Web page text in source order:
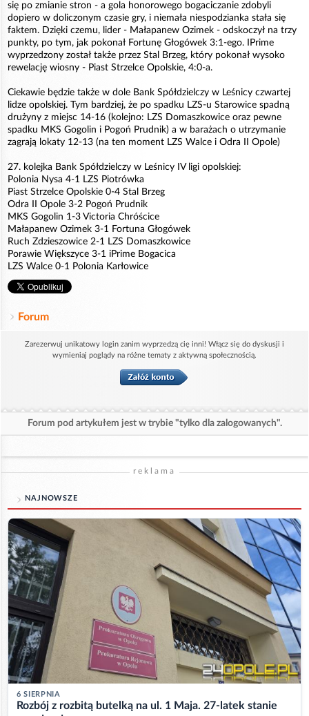
się po zmianie stron - a gola honorowego bogaciczanie zdobyli
dopiero w doliczonym czasie gry, i niemała niespodzianka stała się
faktem. Dzięki czemu, lider - Małapanew Ozimek - odskoczył na trzy
punkty, po tym, jak pokonał Fortunę Głogówek 3:1-ego. IPrime
wyprzedzony został także przez Stal Brzeg, który pokonał wysoko
rewelację wiosny - Piast Strzelce Opolskie, 4:0-a.
Ciekawie będzie także w dole Bank Spółdzielczy w Leśnicy czwartej
lidze opolskiej. Tym bardziej, że po spadku LZS-u Starowice spadną
drużyny z miejsc 14-16 (kolejno: LZS Domaszkowice oraz pewne
spadku MKS Gogolin i Pogoń Prudnik) a w barażach o utrzymanie
zagrają lokaty 12-13 (na ten moment LZS Walce i Odra II Opole)
27. kolejka Bank Spółdzielczy w Leśnicy IV ligi opolskiej:
Polonia Nysa 4-1 LZS Piotrówka
Piast Strzelce Opolskie 0-4 Stal Brzeg
Odra II Opole 3-2 Pogoń Prudnik
MKS Gogolin 1-3 Victoria Chróścice
Małapanew Ozimek 3-1 Fortuna Głogówek
Ruch Zdzieszowice 2-1 LZS Domaszkowice
Porawie Większyce 3-1 iPrime Bogacica
LZS Walce 0-1 Polonia Karłowice
Forum
Zarezerwuj unikatowy login zanim wyprzedzą cię inni! Włącz się do dyskusji i
wymieniaj poglądy na różne tematy z aktywną społecznością.
Forum pod artykułem jest w trybie "tylko dla zalogowanych".
reklama
NAJNOWSZE
6 SIERPNIA
Rozbój z rozbitą butelką na ul. 1 Maja. 27-latek stanie